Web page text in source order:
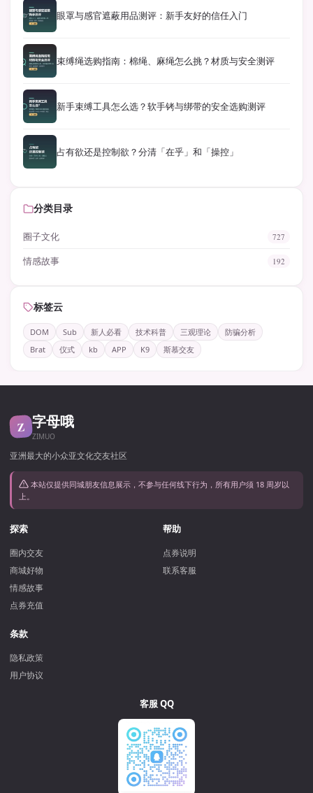
眼罩与感官遮蔽用品测评：新手友好的信任入门
束缚绳选购指南：棉绳、麻绳怎么挑？材质与安全测评
新手束缚工具怎么选？软手铐与绑带的安全选购测评
占有欲还是控制欲？分清「在乎」和「操控」
分类目录
圈子文化 727
情感故事 192
标签云
DOM Sub 新人必看 技术科普 三观理论
防骗分析
Brat
仪式 kb APP K9 斯慕交友
Z 字母哦
ZIMUO
亚洲最大的小众亚文化交友社区
本站仅提供同城朋友信息展示，不参与任何线下行为，所有用户须 18 周岁以
上。
探索
圈内交友
商城好物
情感故事
点券充值
帮助
点券说明
联系客服
条款
隐私政策
用户协议
客服 QQ